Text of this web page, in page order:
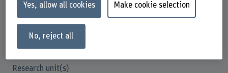
Schools involved
School of Agricultural, Forest and Food Sciences
Institute(s)
Multifunctional Forest Management
Research unit(s)
Yes, allow all cookies Make cookie selection
No, reject all